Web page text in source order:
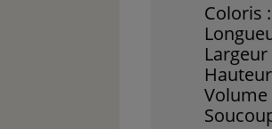
Coloris
Volume